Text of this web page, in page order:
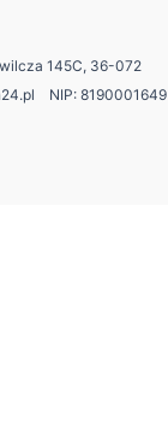
145C, 36-072
NIP: 8190001649